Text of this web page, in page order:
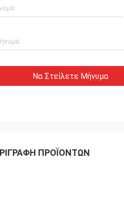
Να Στείλετε Μήνυμα
ΠΡΟΪΌΝΤΩΝ